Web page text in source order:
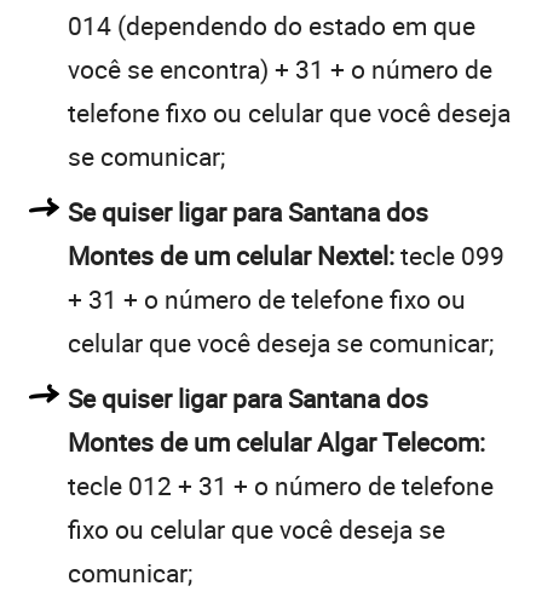
014 (dependendo do estado em que
você se encontra) + 31 + o número de
telefone fixo ou celular que você deseja
se comunicar;
Se quiser ligar para Santana dos
Montes de um celular Nextel:tecle 099
+ 31 + o número de telefone fixo ou
celular que você deseja se comunicar;
Se quiser ligar para Santana dos
Montes de um celular Algar Telecom:
tecle 012 + 31 + o número de telefone
fixo ou celular que você deseja se
comunicar;